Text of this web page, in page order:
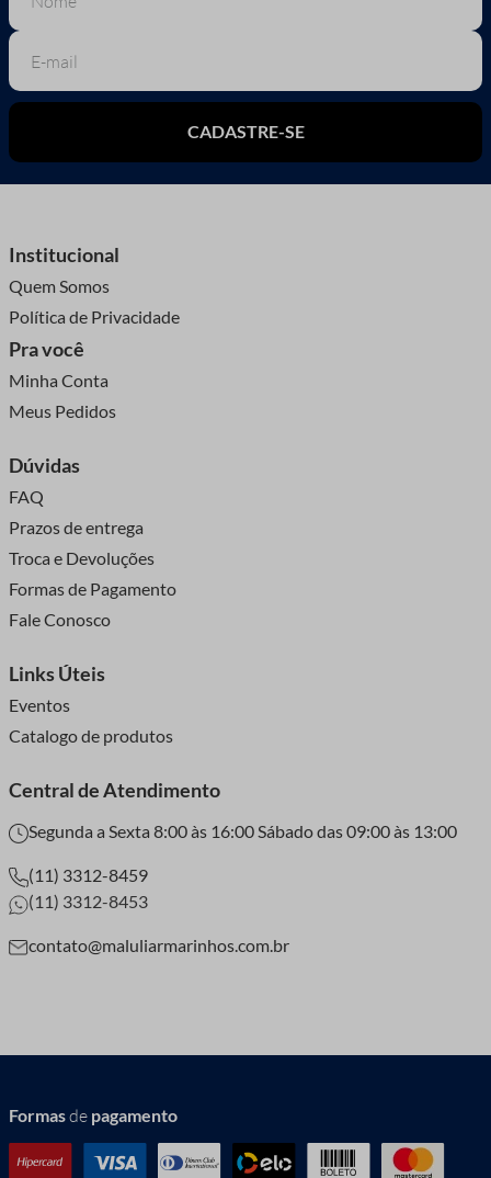
CADASTRE-SE
Institucional
Quem Somos
Política de Privacidade
Pra você
Minha Conta
Meus Pedidos
Dúvidas
FAQ
Prazos de entrega
Troca e Devoluções
Formas de Pagamento
Fale Conosco
Links Úteis
Eventos
Catalogo de produtos
Central de Atendimento
Segunda a Sexta 8:00 às 16:00 Sábado das 09:00 às 13:00
(11) 3312-8459
(11) 3312-8453
contato@maluliarmarinhos.com.br
Formasde pagamento